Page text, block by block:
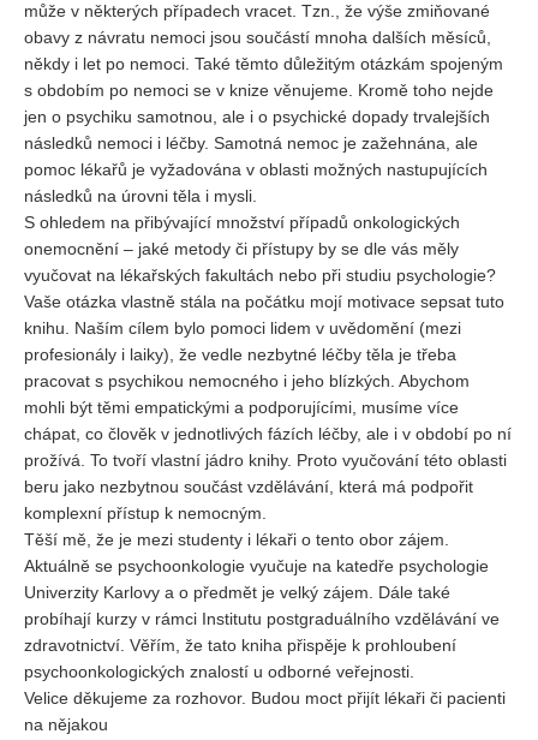
může v některých případech vracet. Tzn., že výše zmiňované
obavy z návratu nemoci jsou součástí mnoha dalších měsíců,
někdy i let po nemoci. Také těmto důležitým otázkám spojeným
s obdobím po nemoci se v knize věnujeme. Kromě toho nejde
jen o psychiku samotnou, ale i o psychické dopady trvalejších
následků nemoci i léčby. Samotná nemoc je zažehnána, ale
pomoc lékařů je vyžadována v oblasti možných nastupujících
následků na úrovni těla i mysli.
S ohledem na přibývající množství případů onkologických
onemocnění – jaké metody či přístupy by se dle vás měly
vyučovat na lékařských fakultách nebo při studiu psychologie?
Vaše otázka vlastně stála na počátku mojí motivace sepsat tuto
knihu. Naším cílem bylo pomoci lidem v uvědomění (mezi
profesionály i laiky), že vedle nezbytné léčby těla je třeba
pracovat s psychikou nemocného i jeho blízkých. Abychom
mohli být těmi empatickými a podporujícími, musíme více
chápat, co člověk v jednotlivých fázích léčby, ale i v období po ní
prožívá. To tvoří vlastní jádro knihy. Proto vyučování této oblasti
beru jako nezbytnou součást vzdělávání, která má podpořit
komplexní přístup k nemocným.
Těší mě, že je mezi studenty i lékaři o tento obor zájem.
Aktuálně se psychoonkologie vyučuje na katedře psychologie
Univerzity Karlovy a o předmět je velký zájem. Dále také
probíhají kurzy v rámci Institutu postgraduálního vzdělávání ve
zdravotnictví. Věřím, že tato kniha přispěje k prohloubení
psychoonkologických znalostí u odborné veřejnosti.
Velice děkujeme za rozhovor. Budou moct přijít lékaři či pacienti
na nějakou